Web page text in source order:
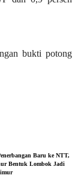
bukti potong
Baru ke NTT,
Bentuk Lombok Jadi